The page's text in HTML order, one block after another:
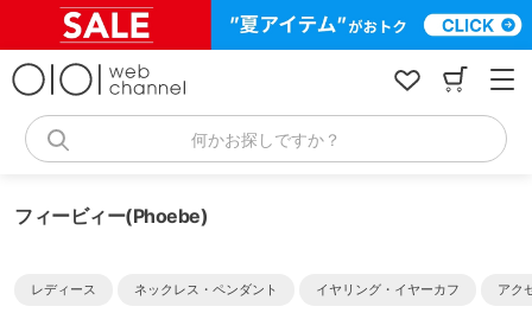
何かお探しですか？
フィービィー(Phoebe)
レディース ネックレス・ペンダント イヤリング・イヤーカフ アク